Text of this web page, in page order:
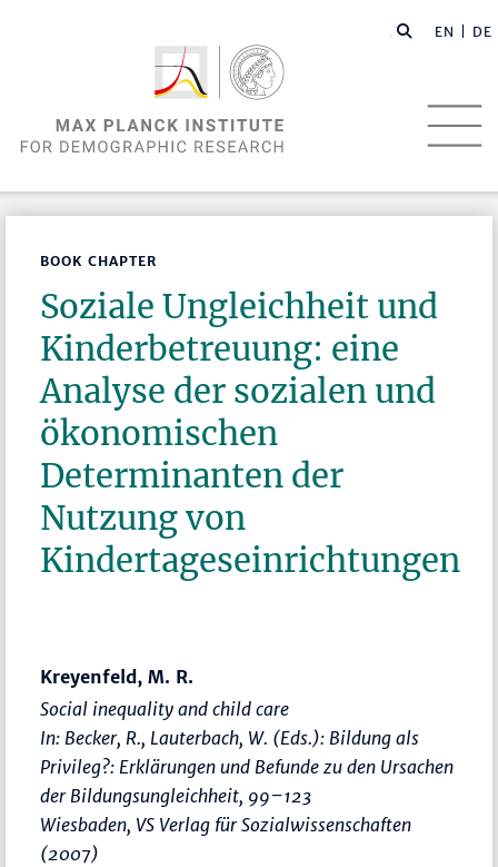
EN | DE
BOOK CHAPTER
Soziale Ungleichheit und
Kinderbetreuung: eine
Analyse der sozialen und
ökonomischen
Determinanten der
Nutzung von
Kindertageseinrichtungen
Kreyenfeld, M. R.
Social inequality and child care
In: Becker, R., Lauterbach, W. (Eds.): Bildung als
Privileg?: Erklärungen und Befunde zu den Ursachen
der Bildungsungleichheit, 99–123
Wiesbaden, VS Verlag für Sozialwissenschaften
(2007)